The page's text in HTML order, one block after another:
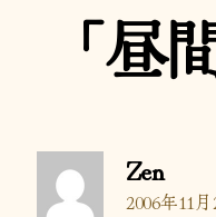
「
Zenの
発
2006年11